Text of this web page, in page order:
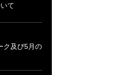
て
ク及び5月の